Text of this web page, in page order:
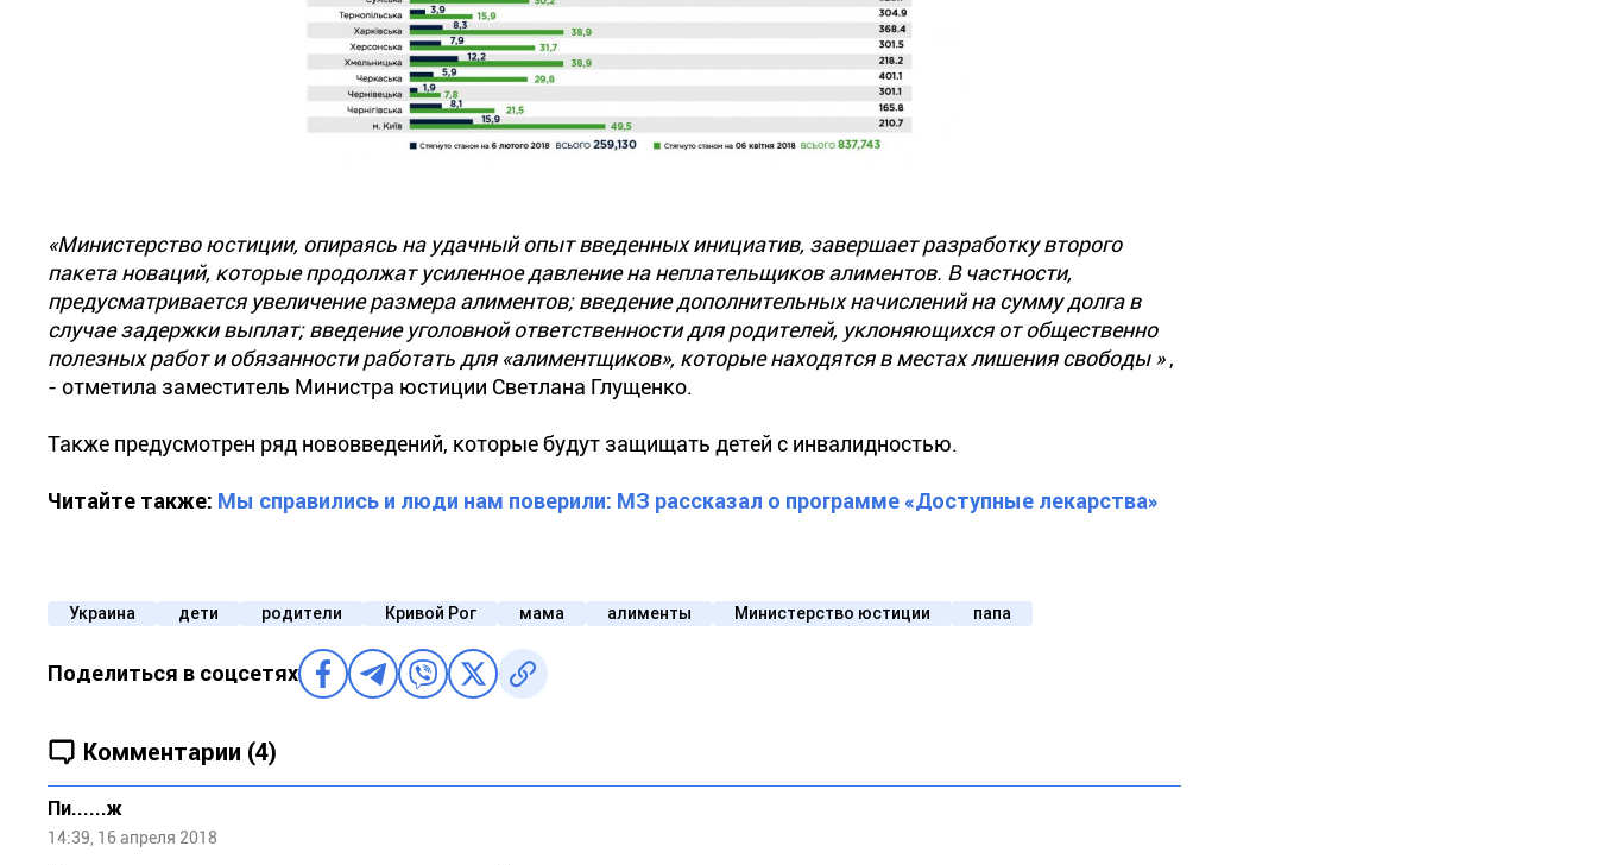
«Министерство юстиции, опираясь на удачный опыт введенных инициатив, завершает разработку второго
пакета новаций, которые продолжат усиленное давление на неплательщиков алиментов. В частности,
предусматривается увеличение размера алиментов; введение дополнительных начислений на сумму долга в
случае задержки выплат; введение уголовной ответственности для родителей, уклоняющихся от общественно
полезных работ и обязанности работать для «алиментщиков», которые находятся в местах лишения свободы »,
- отметила заместитель Министра юстиции Светлана Глущенко.
Также предусмотрен ряд нововведений, которые будут защищать детей с инвалидностью.
Читайте также: Мы справились и люди нам поверили: МЗ рассказал о программе «Доступные лекарства»
Украина дети родители Кривой Рог мама алименты Министерство юстиции папа
Поделиться в соцсетях
Комментарии (4)
Пи......ж
14:39, 16 апреля 2018